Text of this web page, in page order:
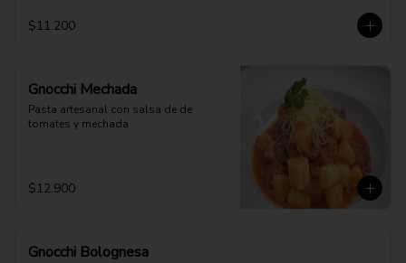
$11.200
Gnocchi Mechada
Pasta artesanal con salsa de de
tomates y mechada
$12.900
Gnocchi Bolognesa